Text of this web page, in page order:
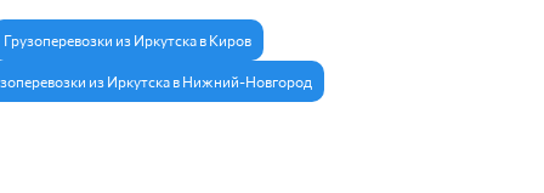
Грузоперевозки из Иркутска в Киров
из Иркутска в Нижний-Новгород